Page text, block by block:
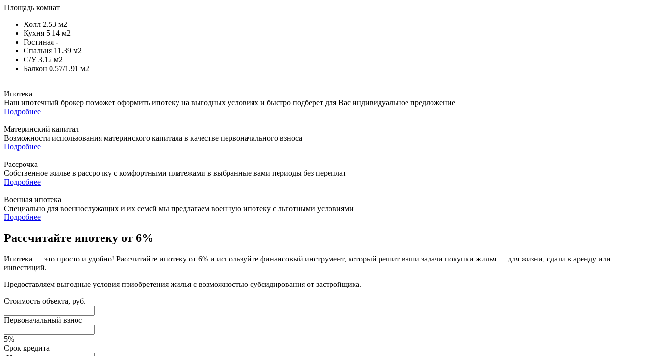
Площадь комнат
Холл 2.53 м2
Кухня 5.14 м2
Гостиная -
Спальня 11.39 м2
С/У 3.12 м2
Балкон 0.57/1.91 м2
Ипотека
Наш ипотечный брокер поможет оформить ипотеку на выгодных условиях и быстро подберет для Вас индивидуальное предложение.
Подробнее
Материнский капитал
Возможности использования материнского капитала в качестве первоначального взноса
Подробнее
Рассрочка
Собственное жилье в рассрочку с комфортными платежами в выбранные вами периоды без переплат
Подробнее
Военная ипотека
Специально для военнослужащих и их семей мы предлагаем военную ипотеку с льготными условиями
Подробнее
Рассчитайте ипотеку от 6%
Ипотека — это просто и удобно! Рассчитайте ипотеку от 6% и используйте финансовый инструмент, который решит ваши задачи покупки жилья — для жизни, сдачи в аренду или
инвестиций.
Предоставляем выгодные условия приобретения жилья с возможностью субсидирования от застройщика.
Стоимость объекта, руб.
Первоначальный взнос
5%
Срок кредита